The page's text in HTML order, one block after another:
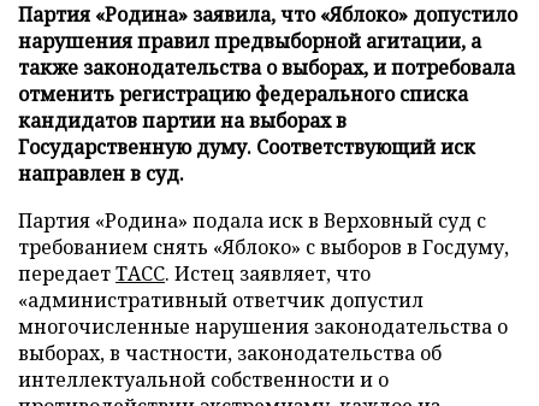
Партия «Родина» заявила, что «Яблоко» допустило
нарушения правил предвыборной агитации, а
также законодательства о выборах, и потребовала
отменить регистрацию федерального списка
кандидатов партии на выборах в
Государственную думу. Соответствующий иск
направлен в суд.
Партия «Родина» подала иск в Верховный суд с
требованием снять «Яблоко» с выборов в Госдуму,
передаетТАСС. Истец заявляет, что
«административный ответчик допустил
многочисленные нарушения законодательства о
выборах, в частности, законодательства об
интеллектуальной собственности и о